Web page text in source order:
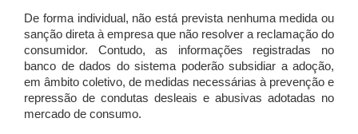
De forma individual, não está prevista nenhuma medida ou
sanção direta à empresa que não resolver a reclamação do
consumidor. Contudo, as informações registradas no
banco de dados do sistema poderão subsidiar a adoção,
em âmbito coletivo, de medidas necessárias à prevenção e
repressão de condutas desleais e abusivas adotadas no
mercado de consumo.